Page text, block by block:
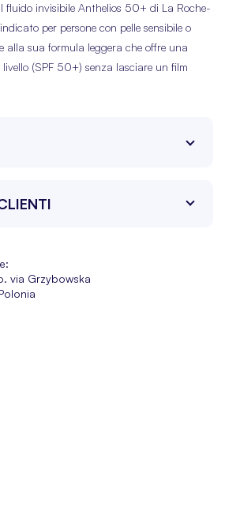
Il fluido invisibile Anthelios 50+ di La Roche-
per persone con pelle sensibile o
alla sua formula leggera che offre una
(SPF 50+) senza lasciare un film
via Grzybowska